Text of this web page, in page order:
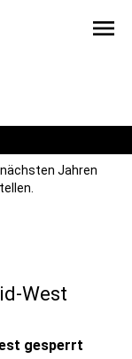
menu
Jahren
West
gesperrt